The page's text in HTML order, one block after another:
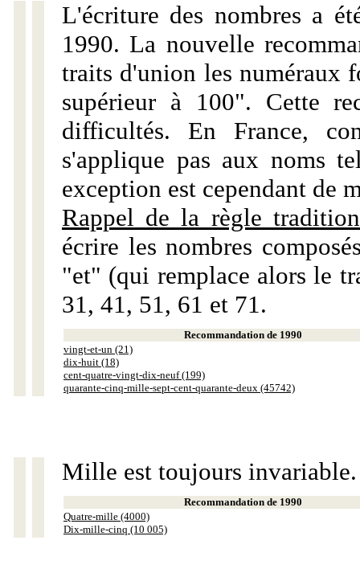
L'écriture des nombres a
1990. La nouvelle
traits d'union les numéraux
supérieur à 100". Cette
difficultés. En France,
s'applique pas aux noms
exception est cependant de
Rappel de la règle
écrire les nombres
"et" (qui remplace alors le
31, 41, 51, 61 et 71.
Recommandation de 1990
vingt-et-un (21)
dix-huit (18)
cent-quatre-vingt-dix-neuf (199)
quarante-cinq-mille-sept-cent-quarante-deux (45742)
Mille est toujours invariable.
Recommandation de 1990
Quatre-mille (4000)
Dix-mille-cinq (10 005)